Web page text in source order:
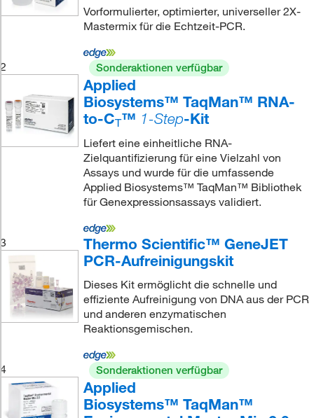
Vorformulierter, optimierter, universeller 2X-
Mastermix für die Echtzeit-PCR.
2 Sonderaktionen verfügbar
Applied
Biosystems™ TaqMan™ RNA-
to-CT™ 1-Step-Kit
Liefert eine einheitliche RNA-
Zielquantifizierung für eine Vielzahl von
Assays und wurde für die umfassende
Applied Biosystems™ TaqMan™ Bibliothek
für Genexpressionsassays validiert.
3
Thermo Scientific™ GeneJET
PCR-Aufreinigungskit
Dieses Kit ermöglicht die schnelle und
effiziente Aufreinigung von DNA aus der PCR
und anderen enzymatischen
Reaktionsgemischen.
4 Sonderaktionen verfügbar
Applied
Biosystems™ TaqMan™